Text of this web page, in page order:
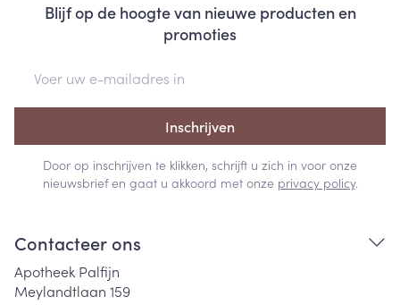
Blijf op de hoogte van nieuwe producten en
promoties
Inschrijven
Door op inschrijven te klikken, schrijft u zich in voor onze
nieuwsbrief en gaat u akkoord met onze privacy policy.
Contacteer ons
Apotheek Palfijn
Meylandtlaan 159